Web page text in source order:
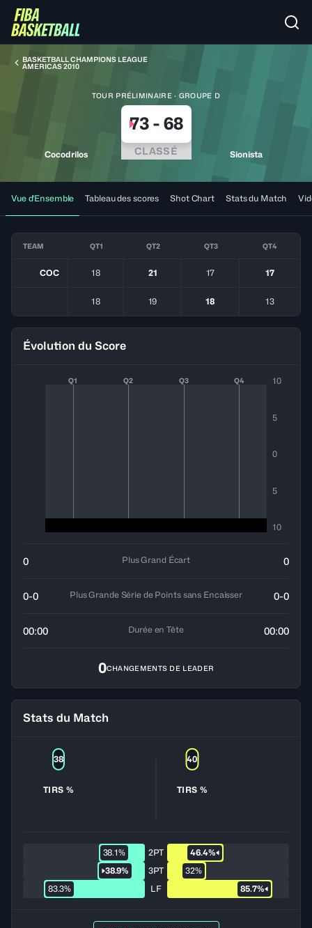
BASKETBALL CHAMPIONS LEAGUE
AMERICAS 2010
TOUR PRÉLIMINAIRE · GROUPE D
Cocodrilos
73- 68
CLASSÉ Sionista
Vue d'Ensemble Tableau des scores Shot Chart Stats du Match
TEAM QT1 QT2 QT3 QT4
COC 18 21 17 17
18 19 18 13
Évolution du Score
Q1 Q2 Q3 Q4 10
5
0
5
10
0 Plus Grand Écart 0
0-0 Plus Grande Série de Points sans Encaisser 0-0
00:00 Durée en Tête 00:00
0CHANGEMENTS DE LEADER
Stats du Match
TIRS %
38
TIRS %
40
38.1% 2PT
46.4%
38.9%
3PT
32%
83.3%
LF 85.7%